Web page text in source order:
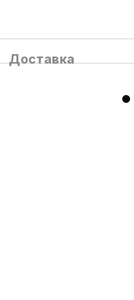
Доставка